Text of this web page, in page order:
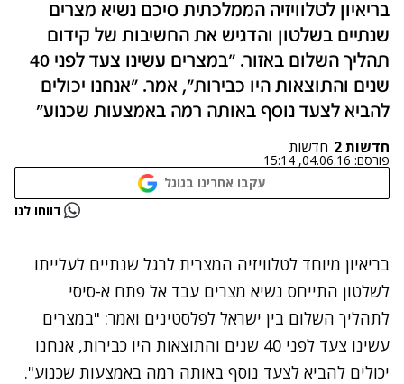
בריאיון לטלוויזיה הממלכתית סיכם נשיא מצרים
שנתיים בשלטון והדגיש את החשיבות של קידום
תהליך השלום באזור. "במצרים עשינו צעד לפני 40
שנים והתוצאות היו כבירות", אמר. "אנחנו יכולים
להביא לצעד נוסף באותה רמה באמצעות שכנוע"
חדשות 2 חדשות
פורסם: 04.06.16, 15:14
עקבו אחרינו בגוגל
נתקלנו בבעיה דווחו לנו
בריאיון מיוחד לטלוויזיה המצרית לרגל שנתיים לעלייתו
לשלטון התייחס נשיא מצרים עבד אל פתח א-סיסי
לתהליך השלום בין ישראל לפלסטינים ואמר: "במצרים
עשינו צעד לפני 40 שנים והתוצאות היו כבירות, אנחנו
יכולים להביא לצעד נוסף באותה רמה באמצעות שכנוע".